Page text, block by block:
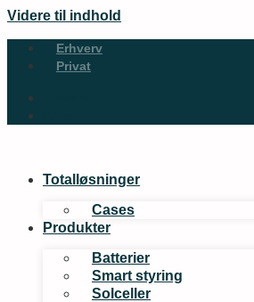
Videre til indhold
Erhverv
Privat
Totalløsninger
Cases
Produkter
Batterier
Smart styring
Solceller